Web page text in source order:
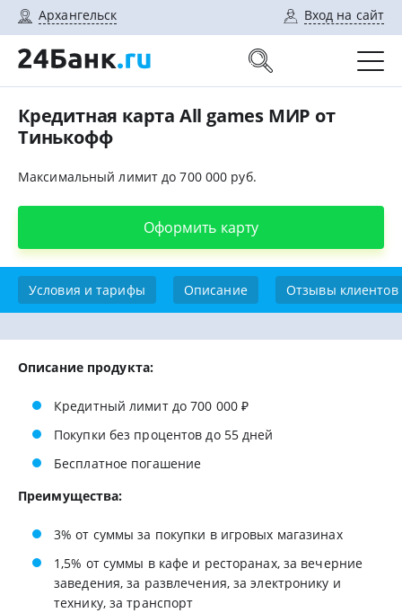
Архангельск Вход на сайт
Кредитная карта All games МИР от
Тинькофф
Максимальный лимит до 700 000 руб.
Оформить карту
Условия и тарифы Описание Отзывы клиентов
Описание продукта:
Кредитный лимит до 700 000 ₽
Покупки без процентов до 55 дней
Бесплатное погашение
Преимущества:
3% от суммы за покупки в игровых магазинах
1,5% от суммы в кафе и ресторанах, за вечерние
заведения, за развлечения, за электронику и
технику, за транспорт